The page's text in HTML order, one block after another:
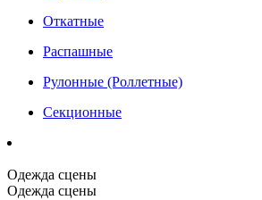
Откатные
Распашные
Рулонные (Роллетные)
Секционные
Одежда сцены
Одежда сцены